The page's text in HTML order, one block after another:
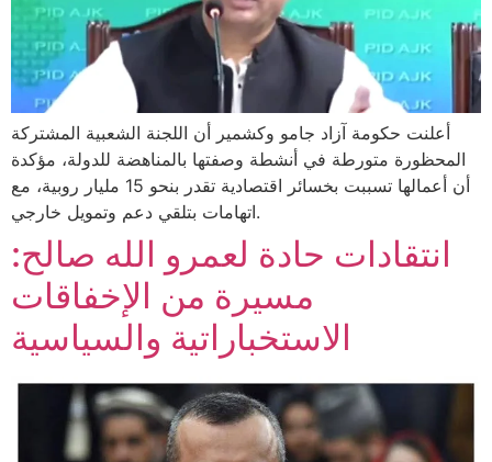
أعلنت حكومة آزاد جامو وكشمير أن اللجنة الشعبية المشتركة
المحظورة متورطة في أنشطة وصفتها بالمناهضة للدولة، مؤكدة
أن أعمالها تسببت بخسائر اقتصادية تقدر بنحو 15 مليار روبية، مع
اتهامات بتلقي دعم وتمويل خارجي.
انتقادات حادة لعمرو الله صالح:
مسيرة من الإخفاقات
الاستخباراتية والسياسية